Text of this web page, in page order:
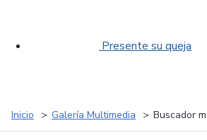
Presente su queja
Inicio Galería Multimedia Buscador